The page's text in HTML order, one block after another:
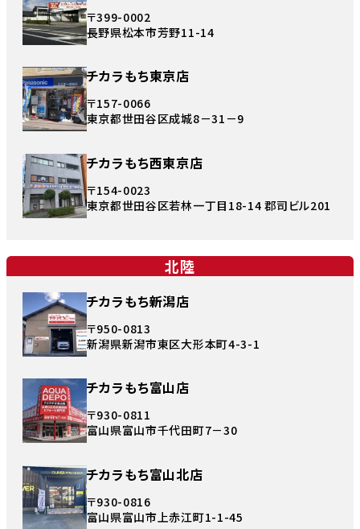
〒399-0002
長野県松本市芳野11-14
チカラもち東京店
〒157-0066
東京都世田谷区成城8－31－9
チカラもち西東京店
〒154-0023
東京都世田谷区若林一丁目18-14 郡司ビル201
北陸
チカラもち新潟店
〒950-0813
新潟県新潟市東区大形本町4-3-1
チカラもち富山店
〒930-0811
富山県富山市千代田町7－30
チカラもち富山北店
〒930-0816
富山県富山市上赤江町1-1-45